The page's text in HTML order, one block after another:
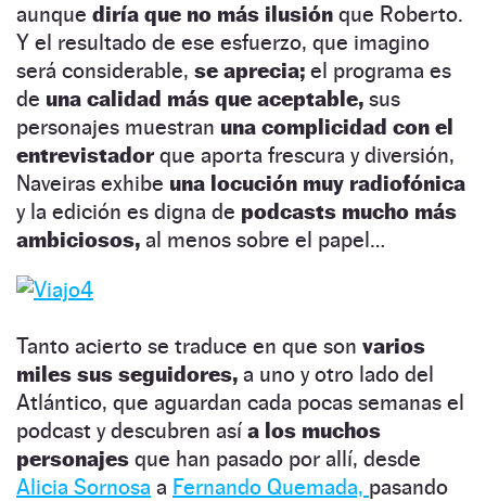
aunque diría que no más ilusión que Roberto.
Y el resultado de ese esfuerzo, que imagino
será considerable, se aprecia; el programa es
de una calidad más que aceptable, sus
personajes muestran una complicidad con el
entrevistadorque aporta frescura y diversión,
Naveiras exhibe una locución muy radiofónica
y la edición es digna de podcasts mucho más
ambiciosos, al menos sobre el papel…
Tanto acierto se traduce en que son varios
miles sus seguidores, a uno y otro lado del
Atlántico, que aguardan cada pocas semanas el
podcast y descubren así a los muchos
personajes que han pasado por allí, desde
Alicia Sornosa a Fernando Quemada, pasando